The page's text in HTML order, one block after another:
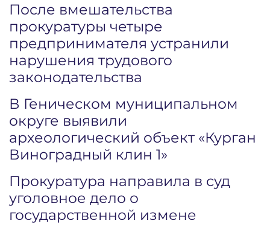
После вмешательства
прокуратуры четыре
предпринимателя устранили
нарушения трудового
законодательства
В Геническом муниципальном
округе выявили
археологический объект «Курган
Виноградный клин 1»
Прокуратура направила в суд
уголовное дело о
государственной измене